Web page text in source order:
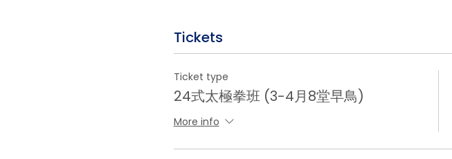
Tickets
Ticket type
24式太極拳班 (3-4月8堂早鳥)
More info